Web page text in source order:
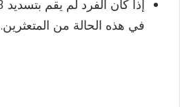
في هذه الحالة من المتعثرين.